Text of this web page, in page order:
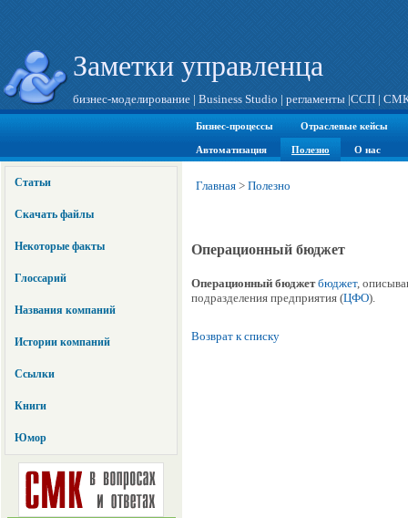
Заметки управленца
бизнес-моделирование | Business Studio | регламенты |ССП |
Бизнес-процессы Отраслевые кейсы
Автоматизация Полезно О нас
Статьи
Скачать файлы
Некоторые факты
Глоссарий
Названия компаний
Истории компаний
Ссылки
Книги
Юмор
Главная > Полезно
Операционный бюджет
Операционный бюджет бюджет,
подразделения предприятия (ЦФО).
Возврат к списку